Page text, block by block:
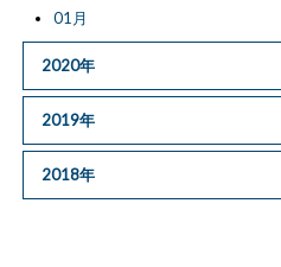
01月
2020年
2019年
2018年